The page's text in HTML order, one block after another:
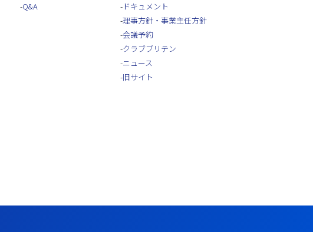
Q&A
ドキュメント
理事方針・事業主任方針
会議予約
クラブブリテン
ニュース
旧サイト